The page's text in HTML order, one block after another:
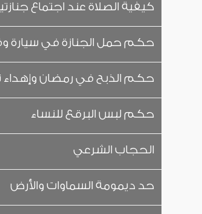
كيفية الصلاة عند اجتماع
حكم حمل الجنازة في سيارة
حكم الذبح في رمضان وإهداء
حكم لبس البرقع للنساء
الحجاب الشرعي
حد ديمومة السماوات والأرض